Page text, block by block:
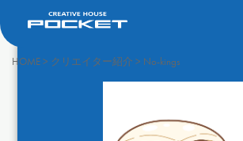
HOME> クリエイター紹介 > No-kings